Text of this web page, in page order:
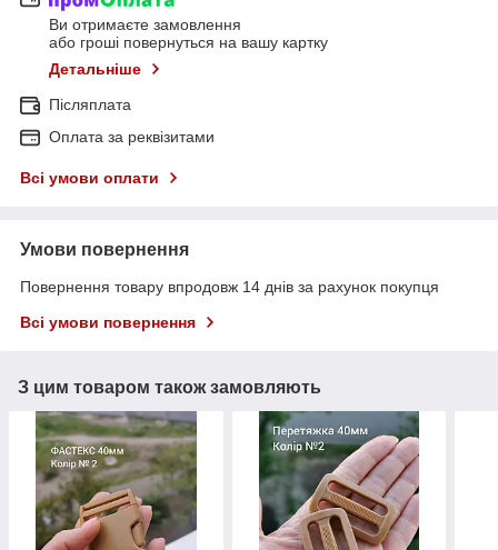
Ви отримаєте замовлення
або гроші повернуться на вашу картку
Детальніше
Післяплата
Оплата за реквізитами
Всі умови оплати
Умови повернення
Повернення товару впродовж 14 днів за рахунок покупця
Всі умови повернення
З цим товаром також замовляють